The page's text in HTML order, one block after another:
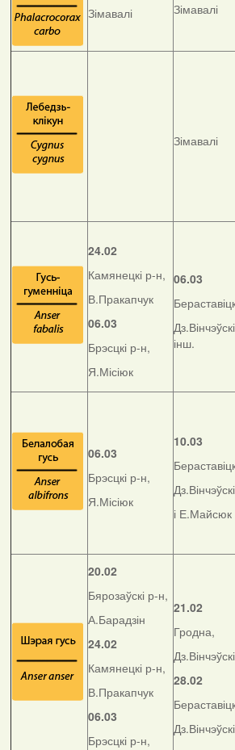
Зімавалі Зімавалі
Зімавалі
24.02
Камянецкі р-н,
В.Пракапчук
06.03
Брэсцкі р-н,
Я.Місіюк
06.03
інш.
06.03
Брэсцкі р-н,
Я.Місіюк
10.03
Дз.Вінчэўскі
і Е.Майсюк
20.02
Бярозаўскі р-н,
А.Барадзін
24.02
Камянецкі р-н,
В.Пракапчук
06.03
Брэсцкі р-н,
21.02
Гродна,
Дз.Вінчэўскі
28.02
Дз.Вінчэўскі